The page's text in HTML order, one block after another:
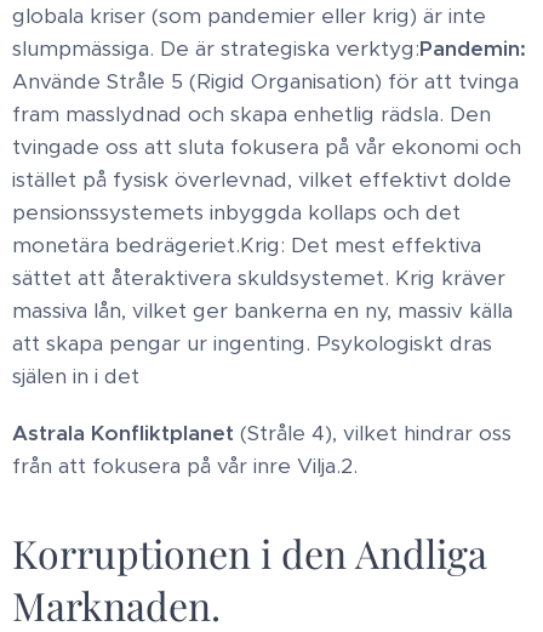
globala kriser (som pandemier eller krig) är inte
slumpmässiga. De är strategiska verktyg:​Pandemin:
Använde Stråle 5 (Rigid Organisation) för att tvinga
fram masslydnad och skapa enhetlig rädsla. Den
tvingade oss att sluta fokusera på vår ekonomi och
istället på fysisk överlevnad, vilket effektivt dolde
pensionssystemets inbyggda kollaps och det
monetära bedrägeriet. ​Krig: Det mest effektiva
sättet att återaktivera skuldsystemet. Krig kräver
massiva lån, vilket ger bankerna en ny, massiv källa
att skapa pengar ur ingenting. Psykologiskt dras
själen in i det
Astrala Konfliktplanet (Stråle 4), vilket hindrar oss
från att fokusera på vår inre Vilja. ​2.
Korruptionen i den Andliga
Marknaden.